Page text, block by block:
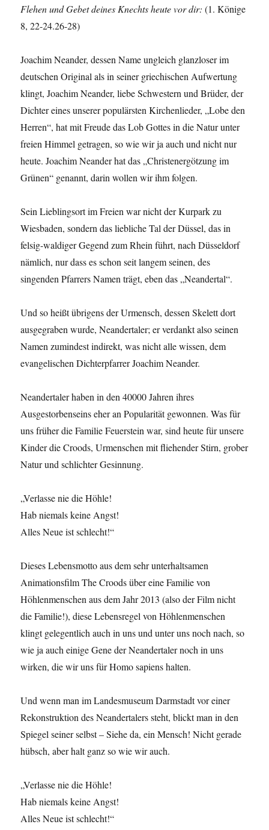
Flehen und Gebet deines Knechts heute vor dir:(1. Könige
8, 22-24.26-28)
Joachim Neander, dessen Name ungleich glanzloser im
deutschen Original als in seiner griechischen Aufwertung
klingt, Joachim Neander, liebe Schwestern und Brüder, der
Dichter eines unserer populärsten Kirchenlieder, „Lobe den
Herren“, hat mit Freude das Lob Gottes in die Natur unter
freien Himmel getragen, so wie wir ja auch und nicht nur
heute. Joachim Neander hat das „Christenergötzung im
Grünen“ genannt, darin wollen wir ihm folgen.
Sein Lieblingsort im Freien war nicht der Kurpark zu
Wiesbaden, sondern das liebliche Tal der Düssel, das in
felsig-waldiger Gegend zum Rhein führt, nach Düsseldorf
nämlich, nur dass es schon seit langem seinen, des
singenden Pfarrers Namen trägt, eben das „Neandertal“.
Und so heißt übrigens der Urmensch, dessen Skelett dort
ausgegraben wurde, Neandertaler; er verdankt also seinen
Namen zumindest indirekt, was nicht alle wissen, dem
evangelischen Dichterpfarrer Joachim Neander.
Neandertaler haben in den 40000 Jahren ihres
Ausgestorbenseins eher an Popularität gewonnen. Was für
uns früher die Familie Feuerstein war, sind heute für unsere
Kinder die Croods, Urmenschen mit fliehender Stirn, grober
Natur und schlichter Gesinnung.
„Verlasse nie die Höhle!
Hab niemals keine Angst!
Alles Neue ist schlecht!“
Dieses Lebensmotto aus dem sehr unterhaltsamen
Animationsfilm The Croods über eine Familie von
Höhlenmenschen aus dem Jahr 2013 (also der Film nicht
die Familie!), diese Lebensregel von Höhlenmenschen
klingt gelegentlich auch in uns und unter uns noch nach, so
wie ja auch einige Gene der Neandertaler noch in uns
wirken, die wir uns für Homo sapiens halten.
Und wenn man im Landesmuseum Darmstadt vor einer
Rekonstruktion des Neandertalers steht, blickt man in den
Spiegel seiner selbst – Siehe da, ein Mensch! Nicht gerade
hübsch, aber halt ganz so wie wir auch.
„Verlasse nie die Höhle!
Hab niemals keine Angst!
Alles Neue ist schlecht!“